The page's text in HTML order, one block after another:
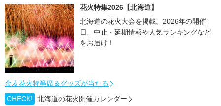
花火特集2026【北海道】
北海道の花火大会を掲載。2026年の開催
日、中止・延期情報や人気ランキングなど
をお届け！
金麦花火特等席＆グッズが当たる
CHECK!
北海道の花火開催カレンダー